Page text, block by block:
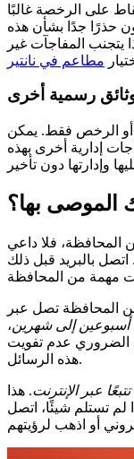
على الرخصة غالبًا
حذرًا جدًا بشأن هذه
المفاجآت غير
مطاعم في نانتير
رسمية أخرى
أو الرخص فقط. يمكن
إدارية أخرى بهذه
الموصى بها؟
المحافظة، فلا داعي
بالبريد قبل ذلك
المحافظة تصل عبر
أسبوعين إلى شهرين،
الضروري عدم تفويت
هذه الرسائل.
تتبعًا عبر الإنترنت. هذا
لم تستلم شيئًا، اتصل